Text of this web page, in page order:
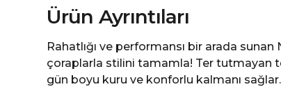
Ürün Ayrıntıları
Rahatlığı ve performansı bir arada
çoraplarla stilini tamamla! Ter tutmayan
gün boyu kuru ve konforlu kalmanı